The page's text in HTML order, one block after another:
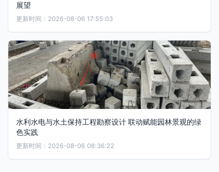
展望
更新时间：2026-08-06 17:55:03
水利水电与水土保持工程勘察设计 联动赋能园林景观的绿
色实践
更新时间：2026-08-06 08:36:22